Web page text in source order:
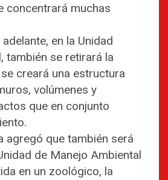
concentrará muchas
en la Unidad
también se retirará la
creará una estructura
volúmenes y
que en conjunto
agregó que también será
de Manejo Ambiental
en un zoológico, la